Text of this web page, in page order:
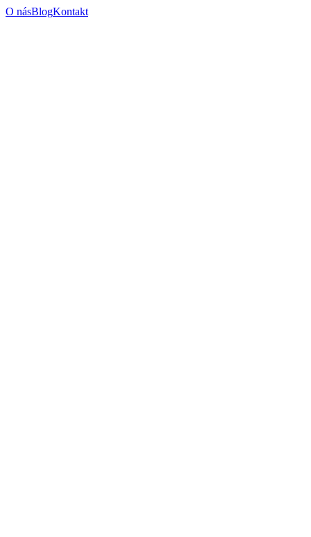
O násBlogKontakt